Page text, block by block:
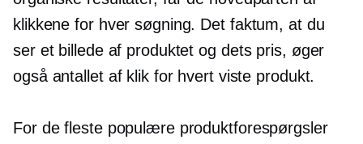
klikkene for hver søgning. Det faktum, at du
ser et billede af produktet og dets pris, øger
også antallet af klik for hvert viste produkt.
For de fleste populære produktforespørgsler